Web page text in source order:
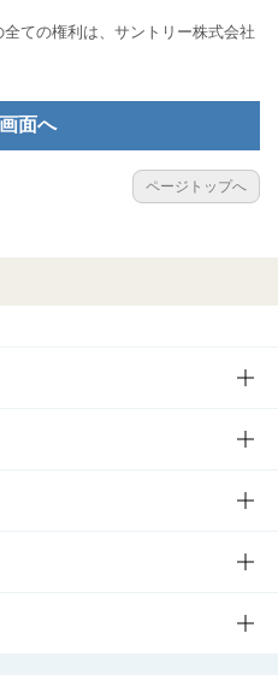
ての権利は、サントリー株式会社
面へ
ページトップへ